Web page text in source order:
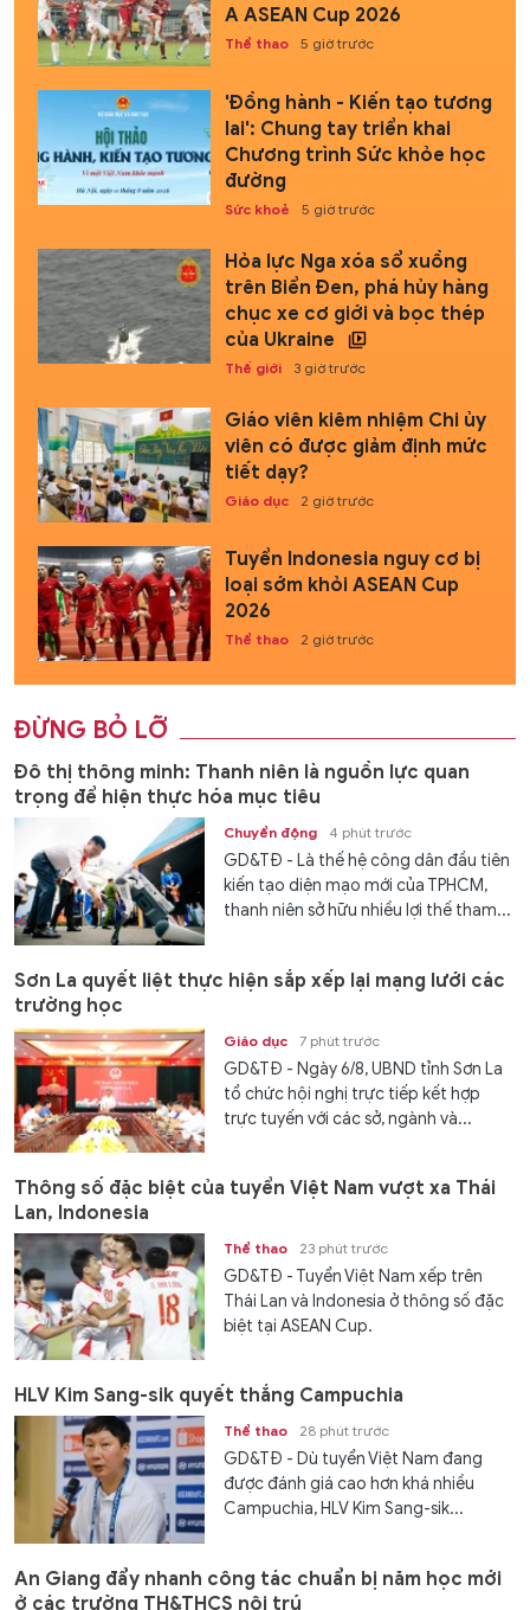
A ASEAN Cup 2026
Thể thao 5 giờ trước
'Đồng hành - Kiến tạo tương
lai': Chung tay triển khai
Chương trình Sức khỏe học
đường
Sức khoẻ 5 giờ trước
Hỏa lực Nga xóa sổ xuồng
trên Biển Đen, phá hủy hàng
chục xe cơ giới và bọc thép
của Ukraine
Thế giới 3 giờ trước
Giáo viên kiêm nhiệm Chi ủy
viên có được giảm định mức
tiết dạy?
Giáo dục 2 giờ trước
Tuyển Indonesia nguy cơ bị
loại sớm khỏi ASEAN Cup
2026
Thể thao 2 giờ trước
ĐỪNG BỎ LỠ
Đô thị thông minh: Thanh niên là nguồn lực quan
trọng để hiện thực hóa mục tiêu
Chuyển động 4 phút trước
GD&TĐ - Là thế hệ công dân đầu tiên
kiến tạo diện mạo mới của TPHCM,
thanh niên sở hữu nhiều lợi thế tham...
Sơn La quyết liệt thực hiện sắp xếp lại mạng lưới các
trường học
Giáo dục 7 phút trước
GD&TĐ - Ngày 6/8, UBND tỉnh Sơn La
tổ chức hội nghị trực tiếp kết hợp
trực tuyến với các sở, ngành và...
Thông số đặc biệt của tuyển Việt Nam vượt xa Thái
Lan, Indonesia
Thể thao 23 phút trước
GD&TĐ - Tuyển Việt Nam xếp trên
Thái Lan và Indonesia ở thông số đặc
biệt tại ASEAN Cup.
HLV Kim Sang-sik quyết thắng Campuchia
Thể thao 28 phút trước
GD&TĐ - Dù tuyển Việt Nam đang
được đánh giá cao hơn khá nhiều
Campuchia, HLV Kim Sang-sik...
An Giang đẩy nhanh công tác chuẩn bị năm học mới
ở các trường TH&THCS nội trú